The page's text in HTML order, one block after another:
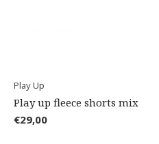
Play Up
Play up fleece shorts mix
€29,00